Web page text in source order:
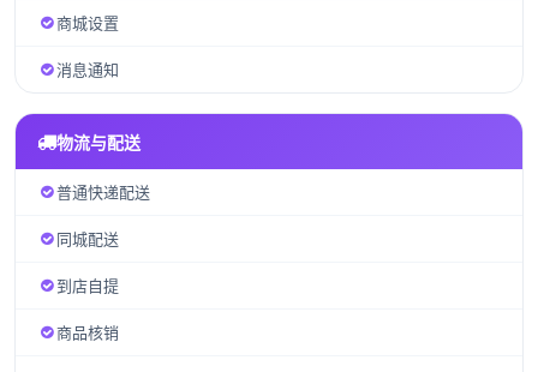
商城设置
消息通知
物流与配送
普通快递配送
同城配送
到店自提
商品核销